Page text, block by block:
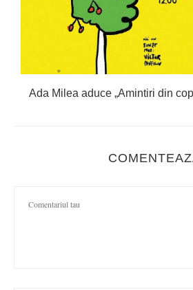
Ada Milea aduce „Amintiri din